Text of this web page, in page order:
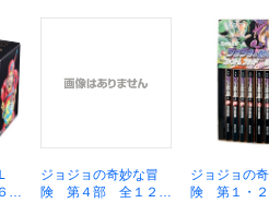
巻
ジョジョの奇妙な冒
険 第４部 全１２巻
ジョジョの
険 第１・